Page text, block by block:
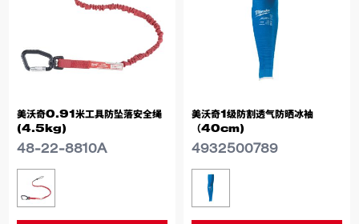
美沃奇0.91米工具防坠落安全绳
(4.5kg)
48-22-8810A
类似型号
48-22-8810A
美沃奇1级防割透气防晒冰袖
（40cm)
4932500789
类似型号
4932500789